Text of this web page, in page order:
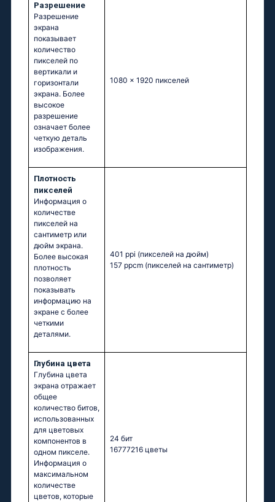
Разрешение
Разрешение
экрана
показывает
количество
пикселей по
вертикали и
горизонтали
экрана. Более
высокое
разрешение
означает более
четкую деталь
изображения.
1080 x 1920 пикселей
Плотность
пикселей
Информация о
количестве
пикселей на
сантиметр или
дюйм экрана.
Более высокая
плотность
позволяет
показывать
информацию на
экране с более
четкими
деталями.
401 ppi (пикселей на дюйм)
157 ppcm (пикселей на сантиметр)
Глубина цвета
Глубина цвета
экрана отражает
общее
количество битов,
использованных
для цветовых
компонентов в
одном пикселе.
Информация о
максимальном
количестве
цветов, которые
24 бит
16777216 цветы